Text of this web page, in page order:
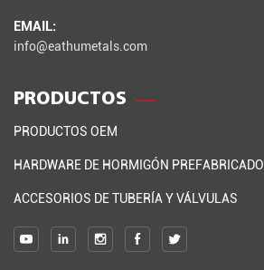
EMAIL:
info@eathumetals.com
PRODUCTOS
PRODUCTOS OEM
HARDWARE DE HORMIGÓN PREFABRICADO
ACCESORIOS DE TUBERÍA Y VÁLVULAS